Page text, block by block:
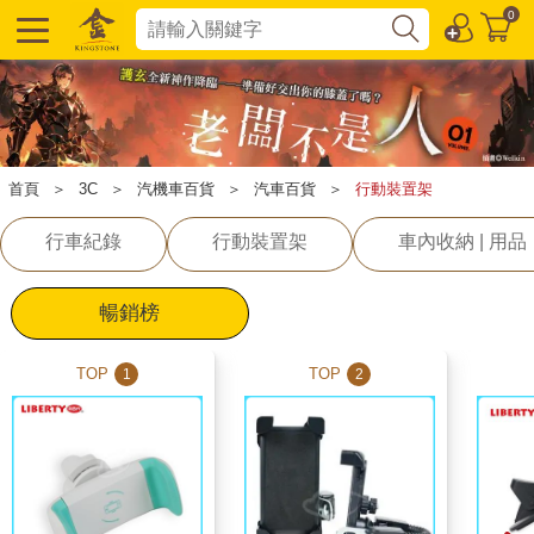
0
首頁 ＞ 3C ＞ 汽機車百貨 ＞ 汽車百貨 ＞ 行動裝置架
行車紀錄 行動裝置架 車內收納 | 用品
暢銷榜
TOP 1 TOP 2